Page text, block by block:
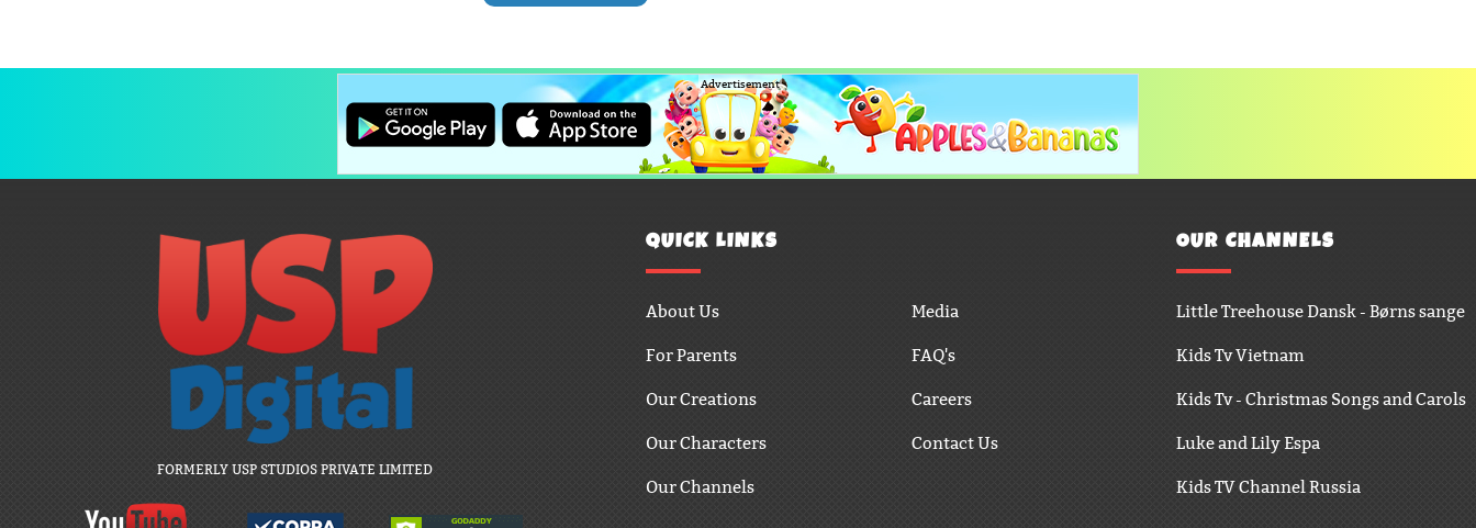
Advertisement
FORMERLY USP STUDIOS PRIVATE LIMITED
QUICK LINKS
About Us
For Parents
Our Creations
Our Characters
Our Channels
Media
FAQ's
Careers
Contact Us
OUR CHANNELS
Little Treehouse Dansk - Børns sange
Kids Tv Vietnam
Kids Tv - Christmas Songs and Carols
Luke and Lily Espa
Kids TV Channel Russia